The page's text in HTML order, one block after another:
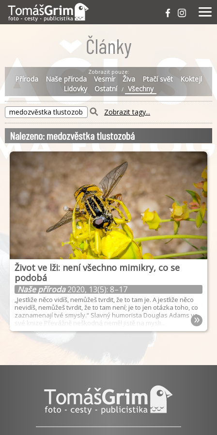
Články
Zobrazit pouze:
Příroda Naše příroda Vesmír Živa Ptačí svět
Koktejl
Lidovky
Ostatní / Všechny
Zobrazit tagy...
Nalezeno: medozvěstka tlustozobá
Život ve lži: není všechno mimikry, co se
podobá
Naše příroda2020, 13(5): 8–17
„Jestliže něco vidíš, nemůžeš tvrdit, že to tam je. A jestliže něco
nevidíš, nemůžeš tvrdit, že to tam není; je to jen otázka toho, co
zaznamenají tvé smysly.“ Slavný humorista Douglas Adams ve
své knize Převážně neškodná neměl jistě na mysli...
»